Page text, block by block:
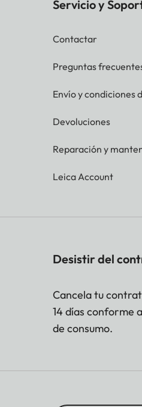
Servicio y
Contactar
Preguntas
Envío y condiciones
Devoluciones
Reparación y
Leica Account
Desistir del
Cancela tu
14 días conforme
de consumo.